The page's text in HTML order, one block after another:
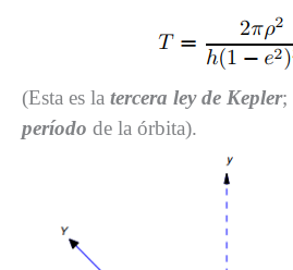
(Esta es la tercera ley de Kepler;
período de la órbita).